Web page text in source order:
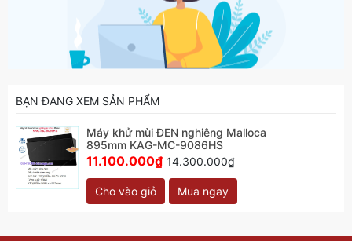
BẠN ĐANG XEM SẢN PHẨM
Máy khử mùi ĐEN nghiêng Malloca
895mm KAG-MC-9086HS
11.100.000₫ 14.300.000₫
Cho vào giỏ Mua ngay